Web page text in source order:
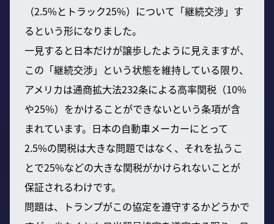
（2.5%とトラック25%）について「継続交渉」す
るという形になりました。
一見すると日本だけが譲歩したように見えますが、
この「継続交渉」という状態を維持している限り、
アメリカは通商拡大法232条による高率関税（10%
や25%）をかけることができないという条項が含
まれています。日本の自動車メーカーにとって
2.5%の関税は大きな問題ではなく、それを払うこ
とで25%などの大きな関税がかけられないことが
保証されるわけです。
問題は、トランプがこの協定を遵守するかどうかで